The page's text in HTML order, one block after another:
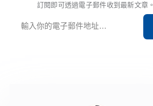
訂閱即可透過電子郵件收到最新文章。